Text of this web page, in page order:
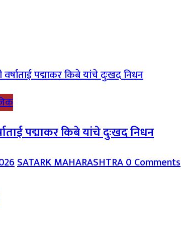
पद्माकर किबे यांचे दुःखद निधन
SATARK MAHARASHTRA0 Comments